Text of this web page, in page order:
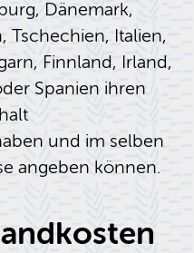
Dänemark,
Tschechien, Italien,
Finnland, Irland,
Spanien ihren
und im selben
angeben können.